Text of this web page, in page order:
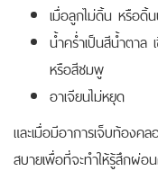
เมื่อลูกไม่ดิ้น หรือดิ้
น้ำคร่ำเป็นสีน้ำตา
หรือสีชมพู
อาเจียนไม่หยุด
และเมื่อมีอาการเจ็บท้องค
สบายเพื่อที่จะทำให้รู้สึกผ่อ